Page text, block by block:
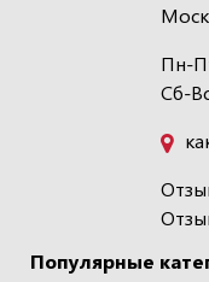
Популярные
Пн-
Сб-